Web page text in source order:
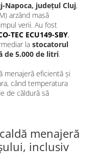
Napoca, județul Cluj,
arzând masă
verii. Au fost
TEC ECU149-SBY,
la stocatorul
de 5.000 de litri.
menajeră eficientă și
când temperatura
de căldură să
menajeră
inclusiv